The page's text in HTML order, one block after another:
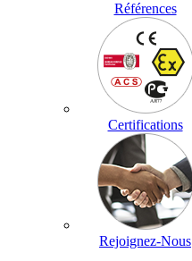
Références
Certifications
Rejoignez-Nous